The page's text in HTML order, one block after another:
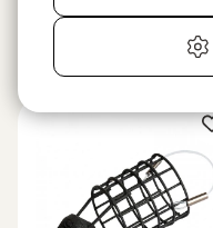
Mikado Method Feeder
Shot Q.M.F. Set L
109 kr